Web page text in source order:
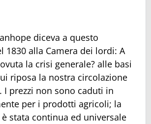
diceva a questo
1830 alla Camera dei lordi: A
la crisi generale? alle basi
riposa la nostra circolazione
I prezzi non sono caduti in
per i prodotti agricoli; la
stata continua ed universale